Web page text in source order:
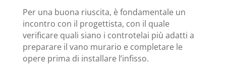
Per una buona riuscita, è fondamentale un
incontro con il progettista, con il quale
verificare quali siano i controtelai più adatti a
preparare il vano murario e completare le
opere prima di installare l’infisso.